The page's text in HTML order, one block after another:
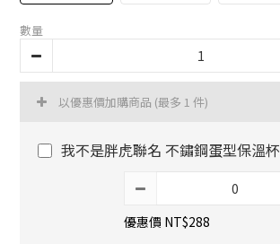
數量
以優惠價加購商品 (最多 1 件)
我不是胖虎聯名 不鏽鋼蛋型保溫杯
優惠價 NT$288